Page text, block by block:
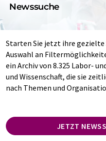
Newssuche
Starten Sie jetzt ihre
Auswahl an
ein Archiv von 8.325 Labor-
und Wissenschaft, die sie
nach Themen und
JETZT